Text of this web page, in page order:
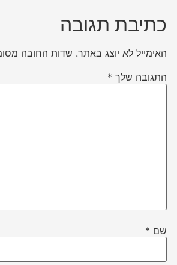
כתיבת תגובה
האימייל לא יוצג באתר. שדות החובה
התגובה שלך *
שם *